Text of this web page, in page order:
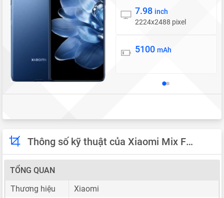
Màn hình
7.98 inch
2224x2488 pixel
Pin
5100 mAh
Thông số kỹ thuật của Xiaomi Mix Fold 4
TỔNG QUAN
Thương hiệu
Xiaomi